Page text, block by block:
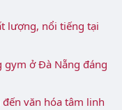
lượng, nổi tiếng tại
gym ở Đà Nẵng đáng
văn hóa tâm linh